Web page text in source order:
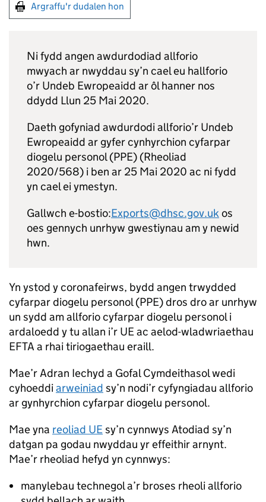
Argraffu'r dudalen hon
Ni fydd angen awdurdodiad allforio
mwyach ar nwyddau sy’n cael eu hallforio
o’r Undeb Ewropeaidd ar ôl hanner nos
ddydd Llun 25 Mai 2020.
Daeth gofyniad awdurdodi allforio’r Undeb
Ewropeaidd ar gyfer cynhyrchion cyfarpar
diogelu personol (PPE) (Rheoliad
2020/568) i ben ar 25 Mai 2020 ac ni fydd
yn cael ei ymestyn.
Gallwch e-bostio:Exports@dhsc.gov.ukos
oes gennych unrhyw gwestiynau am y newid
hwn.
Yn ystod y coronafeirws, bydd angen trwydded
cyfarpar diogelu personol (PPE) dros dro ar unrhyw
un sydd am allforio cyfarpar diogelu personol i
ardaloedd y tu allan i’r UE ac aelod-wladwriaethau
EFTA a rhai tiriogaethau eraill.
Mae’r Adran Iechyd a Gofal Cymdeithasol wedi
cyhoeddiarweiniad sy’n nodi’r cyfyngiadau allforio
ar gynhyrchion cyfarpar diogelu personol.
Mae yna reoliad UEsy’n cynnwys Atodiad sy’n
datgan pa godau nwyddau yr effeithir arnynt.
Mae’r rheoliad hefyd yn cynnwys:
manylebau technegol a’r broses rheoli allforio